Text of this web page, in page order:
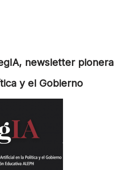
newsletter pionera
y el Gobierno